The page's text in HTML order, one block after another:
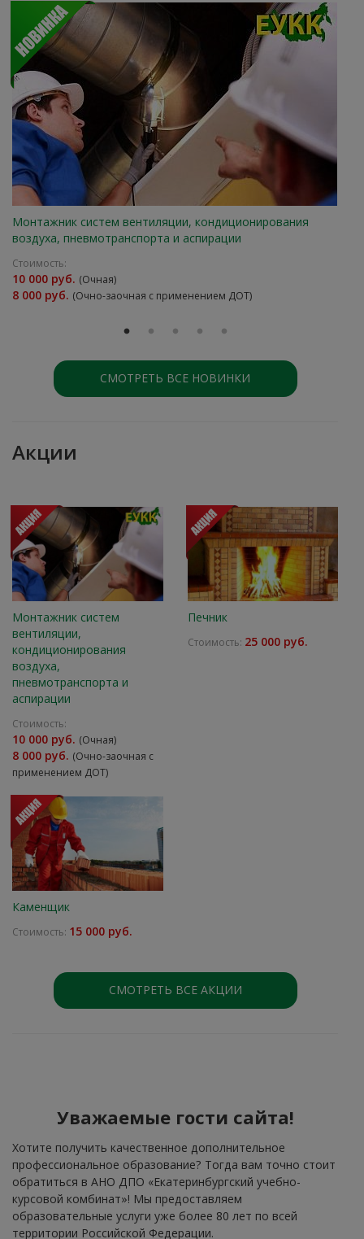
Монтажник систем вентиляции, кондиционирования
воздуха, пневмотранспорта и аспирации
Стоимость:
10 000 руб. (Очная)
8 000 руб. (Очно-заочная с применением ДОТ)
СМОТРЕТЬ ВСЕ НОВИНКИ
Акции
Монтажник систем
вентиляции,
кондиционирования
воздуха,
пневмотранспорта и
аспирации
Стоимость:
10 000 руб. (Очная)
8 000 руб. (Очно-заочная с
применением ДОТ)
Печник
Стоимость: 25 000 руб.
Каменщик
Стоимость: 15 000 руб.
СМОТРЕТЬ ВСЕ АКЦИИ
Уважаемые гости сайта!
Хотите получить качественное дополнительное
профессиональное образование? Тогда вам точно стоит
обратиться в АНО ДПО «Екатеринбургский учебно-
курсовой комбинат»! Мы предоставляем
образовательные услуги уже более 80 лет по всей
территории Российской Федерации.